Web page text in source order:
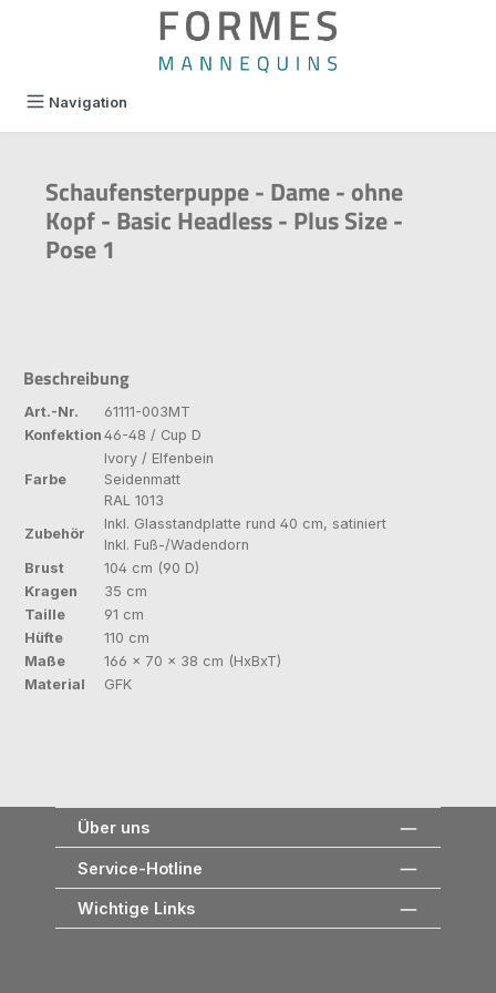
Navigation
Schaufensterpuppe - Dame - ohne
Kopf - Basic Headless - Plus Size -
Pose 1
Beschreibung
Art.-Nr.
61111-003MT
Konfektion 46-48 / Cup D
Farbe
Ivory / Elfenbein
Seidenmatt
RAL 1013
Zubehör
Inkl. Glasstandplatte rund 40 cm, satiniert
Inkl. Fuß-/Wadendorn
Brust
104 cm (90 D)
Kragen
35 cm
Taille
91 cm
Hüfte
110 cm
Maße
166 × 70 × 38 cm (HxBxT)
Material
GFK
Über uns
Service-Hotline
Wichtige Links